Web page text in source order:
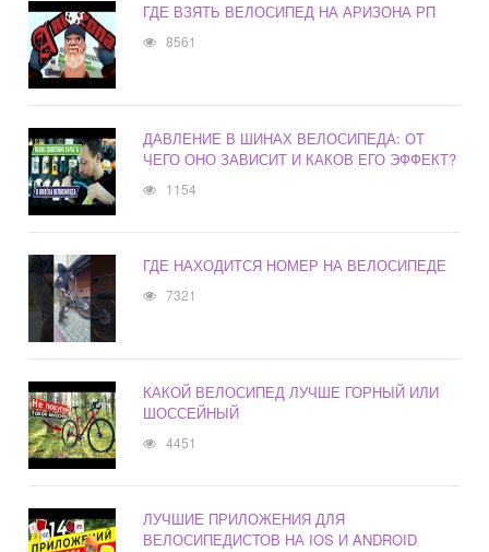
ГДЕ ВЗЯТЬ ВЕЛОСИПЕД НА АРИЗОНА РП
8561
ДАВЛЕНИЕ В ШИНАХ ВЕЛОСИПЕДА: ОТ
ЧЕГО ОНО ЗАВИСИТ И КАКОВ ЕГО ЭФФЕКТ?
1154
ГДЕ НАХОДИТСЯ НОМЕР НА ВЕЛОСИПЕДЕ
7321
КАКОЙ ВЕЛОСИПЕД ЛУЧШЕ ГОРНЫЙ ИЛИ
ШОССЕЙНЫЙ
4451
ЛУЧШИЕ ПРИЛОЖЕНИЯ ДЛЯ
ВЕЛОСИПЕДИСТОВ НА IOS И ANDROID